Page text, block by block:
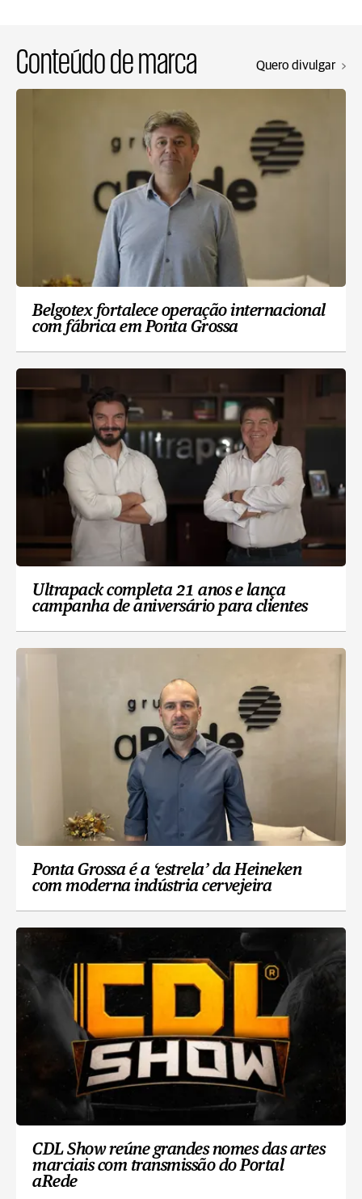
Conteúdo de marca Quero divulgar
Belgotex fortalece operação internacional
com fábrica em Ponta Grossa
Ultrapack completa 21 anos e lança
campanha de aniversário para clientes
Ponta Grossa é a ‘estrela’ da Heineken
com moderna indústria cervejeira
CDL Show reúne grandes nomes das artes
marciais com transmissão do Portal
aRede